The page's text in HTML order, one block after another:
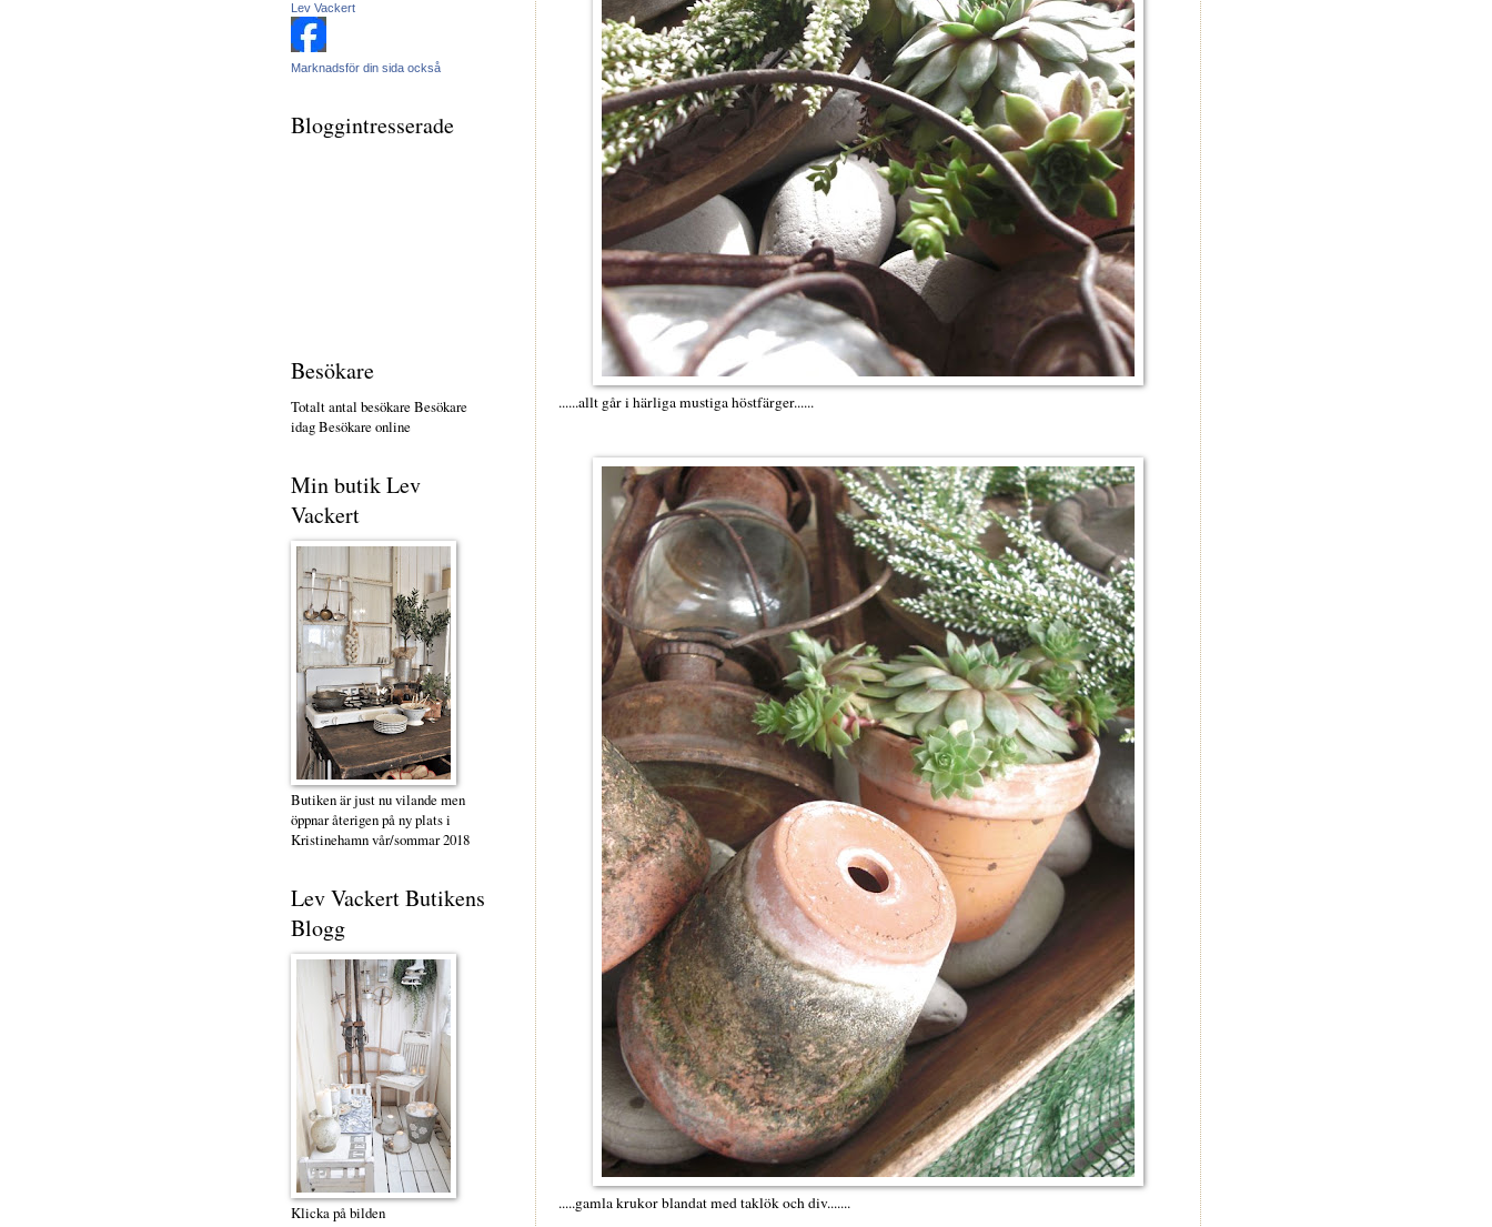
......allt går i härliga mustiga höstfärger......
.....gamla krukor blandat med taklök och div.......
Lev Vackert
Marknadsför din sida också
Bloggintresserade
Besökare
Totalt antal besökareBesökare
idagBesökare online
Min butik Lev
Vackert
Butiken är just nu vilande men
öppnar återigen på ny plats i
Kristinehamn vår/sommar 2018
Lev Vackert Butikens
Blogg
Klicka på bilden